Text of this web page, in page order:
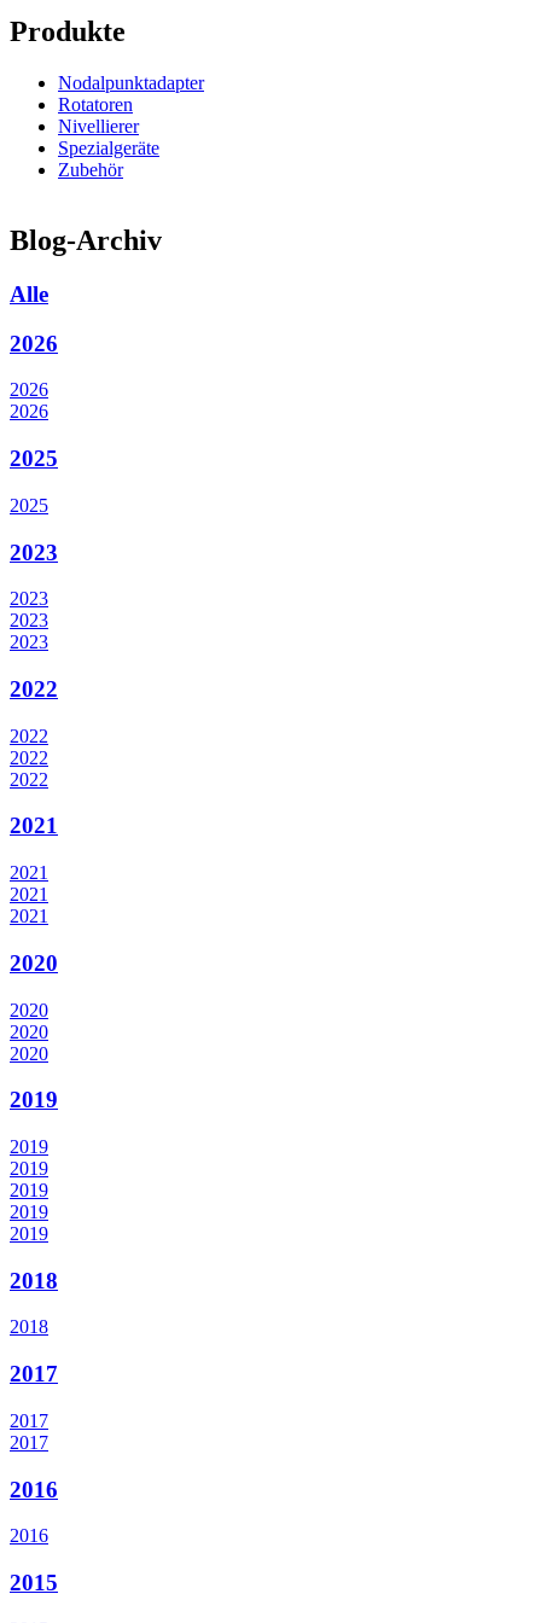
Produkte
Nodalpunktadapter
Rotatoren
Nivellierer
Spezialgeräte
Zubehör
Blog-Archiv
Alle
2026
2026
2026
2025
2025
2023
2023
2023
2023
2022
2022
2022
2022
2021
2021
2021
2021
2020
2020
2020
2020
2019
2019
2019
2019
2019
2019
2018
2018
2017
2017
2017
2016
2016
2015